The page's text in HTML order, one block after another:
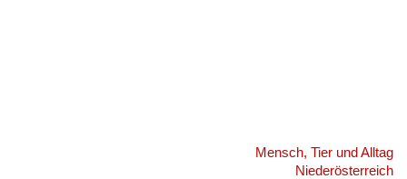
Mensch, Tier und Alltag
Niederösterreich